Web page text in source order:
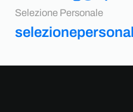
Selezione Personale